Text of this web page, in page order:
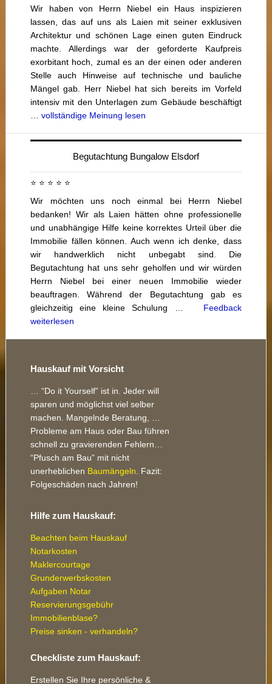
Wir haben von Herrn Niebel ein Haus inspizieren
lassen, das auf uns als Laien mit seiner exklusiven
Architektur und schönen Lage einen guten Eindruck
machte. Allerdings war der geforderte Kaufpreis
exorbitant hoch, zumal es an der einen oder anderen
Stelle auch Hinweise auf technische und bauliche
Mängel gab. Herr Niebel hat sich bereits im Vorfeld
intensiv mit den Unterlagen zum Gebäude beschäftigt
vollständige Meinung lesen
Begutachtung Bungalow Elsdorf
⭐ ⭐ ⭐ ⭐ ⭐
Wir möchten uns noch einmal bei Herrn Niebel
bedanken! Wir als Laien hätten ohne professionelle
und unabhängige Hilfe keine korrektes Urteil über die
Immobilie fällen können. Auch wenn ich denke, dass
wir handwerklich nicht unbegabt sind. Die
Begutachtung hat uns sehr geholfen und wir würden
Herrn Niebel bei einer neuen Immobilie wieder
beauftragen. Während der Begutachtung gab es
gleichzeitig eine kleine Schulung … Feedback
weiterlesen
Footer
Hauskauf mit Vorsicht
… “Do it Yourself” ist in. Jeder will
sparen und möglichst viel selber
machen. Mangelnde Beratung, …
Probleme am Haus oder Bau führen
schnell zu gravierenden Fehlern…
“Pfusch am Bau” mit nicht
unerheblichen Baumängeln . Fazit:
Folgeschäden nach Jahren!
Hilfe zum Hauskauf:
Beachten beim Hauskauf
Notarkosten
Maklercourtage
Grunderwerbskosten
Aufgaben Notar
Reservierungsgebühr
Immobilienblase?
Preise sinken - verhandeln?
Checkliste zum Hauskauf:
Erstellen Sie Ihre persönliche &